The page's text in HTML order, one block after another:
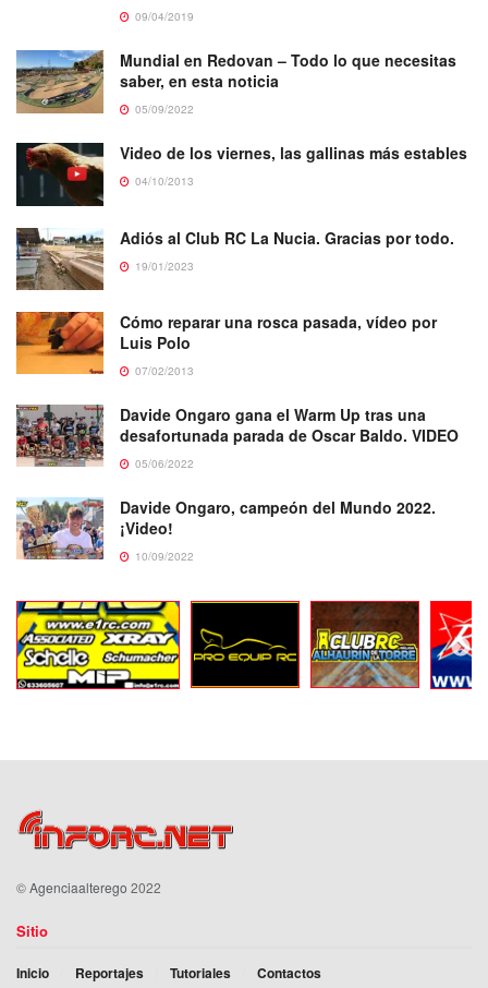
09/04/2019
Mundial en Redovan – Todo lo que necesitas
saber, en esta noticia
05/09/2022
Video de los viernes, las gallinas más estables
04/10/2013
Adiós al Club RC La Nucia. Gracias por todo.
19/01/2023
Cómo reparar una rosca pasada, vídeo por
Luis Polo
07/02/2013
Davide Ongaro gana el Warm Up tras una
desafortunada parada de Oscar Baldo. VIDEO
05/06/2022
Davide Ongaro, campeón del Mundo 2022.
¡Video!
10/09/2022
©Agenciaalterego 2022
Sitio
Inicio Reportajes Tutoriales Contactos